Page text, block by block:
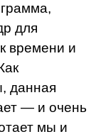
для
времени и
данная
— и очень
мы и